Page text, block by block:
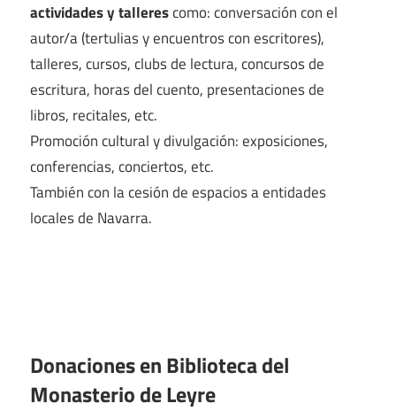
actividades y tallerescomo: conversación con el
autor/a (tertulias y encuentros con escritores),
talleres, cursos, clubs de lectura, concursos de
escritura, horas del cuento, presentaciones de
libros, recitales, etc.
Promoción cultural y divulgación: exposiciones,
conferencias, conciertos, etc.
También con la cesión de espacios a entidades
locales de Navarra.
Donaciones en Biblioteca del
Monasterio de Leyre